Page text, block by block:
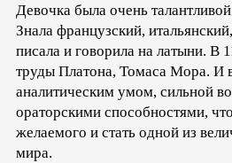
Девочка была очень
Знала французский,
писала и говорила на латыни. В
труды Платона, Томаса Мора. И
аналитическим умом, сильной
ораторскими способностями,
желаемого и стать одной из
мира.